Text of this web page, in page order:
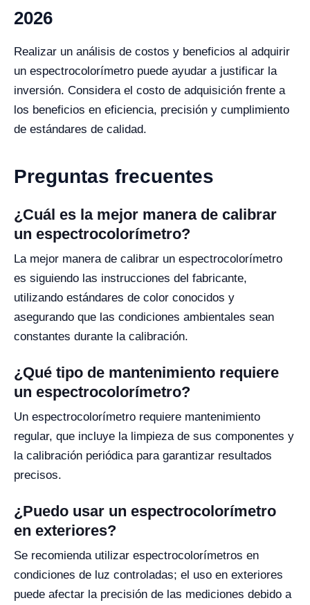
2026
Realizar un análisis de costos y beneficios al adquirir
un espectrocolorímetro puede ayudar a justificar la
inversión. Considera el costo de adquisición frente a
los beneficios en eficiencia, precisión y cumplimiento
de estándares de calidad.
Preguntas frecuentes
¿Cuál es la mejor manera de calibrar
un espectrocolorímetro?
La mejor manera de calibrar un espectrocolorímetro
es siguiendo las instrucciones del fabricante,
utilizando estándares de color conocidos y
asegurando que las condiciones ambientales sean
constantes durante la calibración.
¿Qué tipo de mantenimiento requiere
un espectrocolorímetro?
Un espectrocolorímetro requiere mantenimiento
regular, que incluye la limpieza de sus componentes y
la calibración periódica para garantizar resultados
precisos.
¿Puedo usar un espectrocolorímetro
en exteriores?
Se recomienda utilizar espectrocolorímetros en
condiciones de luz controladas; el uso en exteriores
puede afectar la precisión de las mediciones debido a